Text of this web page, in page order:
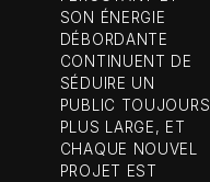
SON ÉNERGIE
DÉBORDANTE
CONTINUENT DE
SÉDUIRE UN
PUBLIC TOUJOURS
PLUS LARGE, ET
CHAQUE NOUVEL
PROJET EST